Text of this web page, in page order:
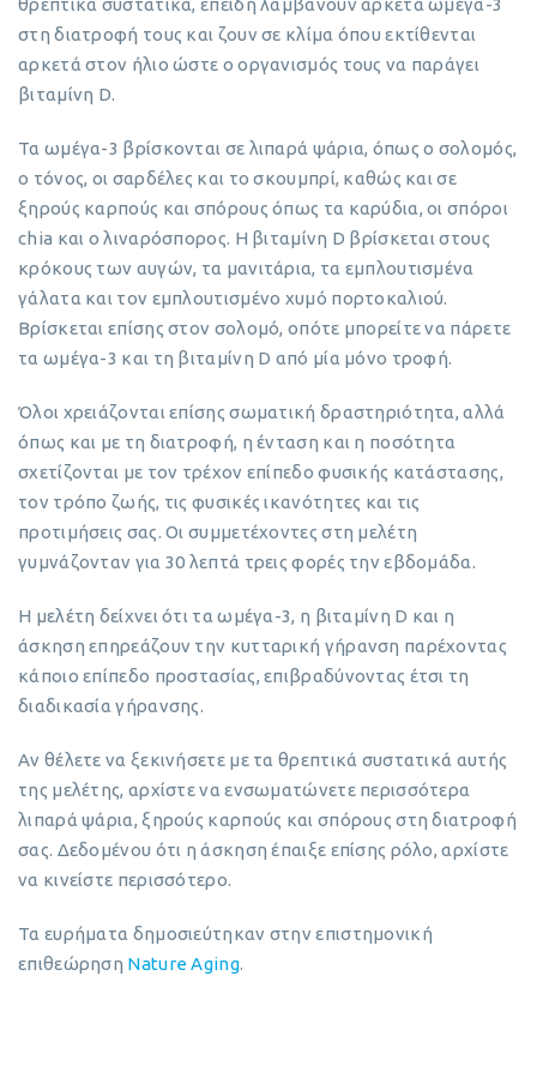
στη διατροφή τους και ζουν σε κλίμα όπου εκτίθενται
αρκετά στον ήλιο ώστε ο οργανισμός τους να παράγει
βιταμίνη D.
Τα ωμέγα-3 βρίσκονται σε λιπαρά ψάρια, όπως ο σολομός,
ο τόνος, οι σαρδέλες και το σκουμπρί, καθώς και σε
ξηρούς καρπούς και σπόρους όπως τα καρύδια, οι σπόροι
chia και ο λιναρόσπορος. Η βιταμίνη D βρίσκεται στους
κρόκους των αυγών, τα μανιτάρια, τα εμπλουτισμένα
γάλατα και τον εμπλουτισμένο χυμό πορτοκαλιού.
Βρίσκεται επίσης στον σολομό, οπότε μπορείτε να πάρετε
τα ωμέγα-3 και τη βιταμίνη D από μία μόνο τροφή.
Όλοι χρειάζονται επίσης σωματική δραστηριότητα, αλλά
όπως και με τη διατροφή, η ένταση και η ποσότητα
σχετίζονται με τον τρέχον επίπεδο φυσικής κατάστασης,
τον τρόπο ζωής, τις φυσικές ικανότητες και τις
προτιμήσεις σας. Οι συμμετέχοντες στη μελέτη
γυμνάζονταν για 30 λεπτά τρεις φορές την εβδομάδα.
Η μελέτη δείχνει ότι τα ωμέγα-3, η βιταμίνη D και η
άσκηση επηρεάζουν την κυτταρική γήρανση παρέχοντας
κάποιο επίπεδο προστασίας, επιβραδύνοντας έτσι τη
διαδικασία γήρανσης.
Αν θέλετε να ξεκινήσετε με τα θρεπτικά συστατικά αυτής
της μελέτης, αρχίστε να ενσωματώνετε περισσότερα
λιπαρά ψάρια, ξηρούς καρπούς και σπόρους στη διατροφή
σας. Δεδομένου ότι η άσκηση έπαιξε επίσης ρόλο, αρχίστε
να κινείστε περισσότερο.
Τα ευρήματα δημοσιεύτηκαν στην επιστημονική
επιθεώρηση Nature Aging.